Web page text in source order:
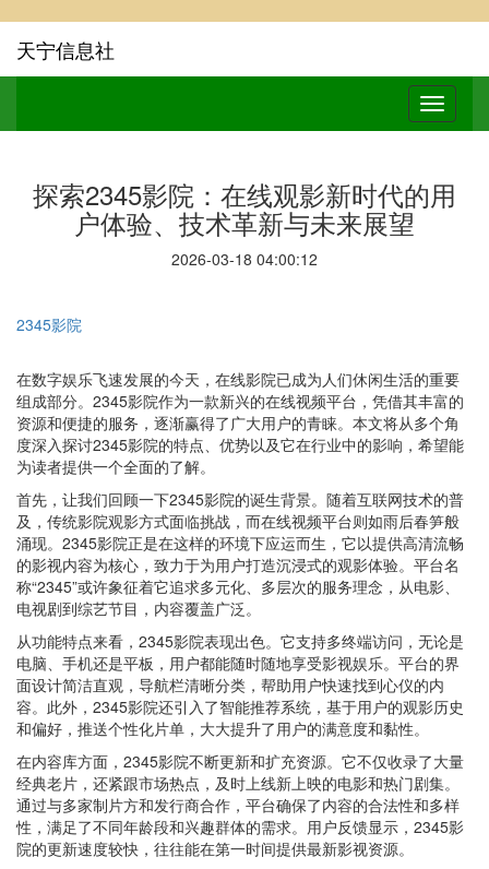
天宁信息社
探索2345影院：在线观影新时代的用
户体验、技术革新与未来展望
2026-03-18 04:00:12
2345影院
在数字娱乐飞速发展的今天，在线影院已成为人们休闲生活的重要
组成部分。2345影院作为一款新兴的在线视频平台，凭借其丰富的
资源和便捷的服务，逐渐赢得了广大用户的青睐。本文将从多个角
度深入探讨2345影院的特点、优势以及它在行业中的影响，希望能
为读者提供一个全面的了解。
首先，让我们回顾一下2345影院的诞生背景。随着互联网技术的普
及，传统影院观影方式面临挑战，而在线视频平台则如雨后春笋般
涌现。2345影院正是在这样的环境下应运而生，它以提供高清流畅
的影视内容为核心，致力于为用户打造沉浸式的观影体验。平台名
称“2345”或许象征着它追求多元化、多层次的服务理念，从电影、
电视剧到综艺节目，内容覆盖广泛。
从功能特点来看，2345影院表现出色。它支持多终端访问，无论是
电脑、手机还是平板，用户都能随时随地享受影视娱乐。平台的界
面设计简洁直观，导航栏清晰分类，帮助用户快速找到心仪的内
容。此外，2345影院还引入了智能推荐系统，基于用户的观影历史
和偏好，推送个性化片单，大大提升了用户的满意度和黏性。
在内容库方面，2345影院不断更新和扩充资源。它不仅收录了大量
经典老片，还紧跟市场热点，及时上线新上映的电影和热门剧集。
通过与多家制片方和发行商合作，平台确保了内容的合法性和多样
性，满足了不同年龄段和兴趣群体的需求。用户反馈显示，2345影
院的更新速度较快，往往能在第一时间提供最新影视资源。